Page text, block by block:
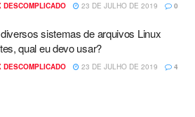
DESCOMPLICADO 23 DE JULHO DE 2019 0
sistemas de arquivos Linux
qual eu devo usar?
DESCOMPLICADO 23 DE JULHO DE 2019 4